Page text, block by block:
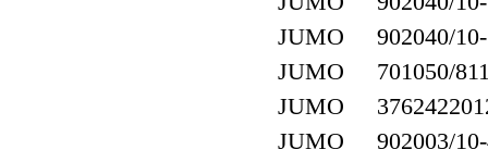
JUMO 902040/10-
JUMO 701050/
JUMO
JUMO 902003/10-